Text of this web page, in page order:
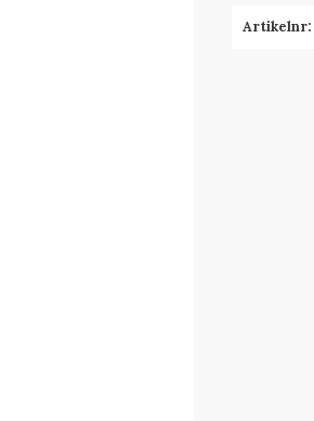
Artikelnr